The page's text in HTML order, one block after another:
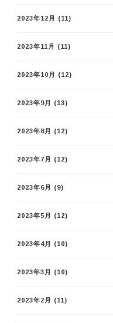
2023年12月 (11)
2023年11月 (11)
2023年10月 (12)
2023年9月 (13)
2023年8月 (12)
2023年7月 (12)
2023年6月 (9)
2023年5月 (12)
2023年4月 (10)
2023年3月 (10)
2023年2月 (11)